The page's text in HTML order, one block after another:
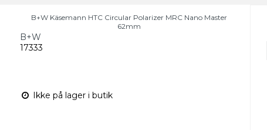
B+W Käsemann HTC Circular Polarizer MRC Nano Master
62mm
B+W
17333
Ikke på lager i butik